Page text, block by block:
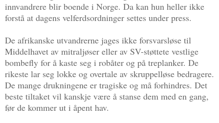
innvandrere blir boende i Norge. Da kan hun heller ikke
forstå at dagens velferdsordninger settes under press.
De afrikanske utvandrerne jages ikke forsvarsløse til
Middelhavet av mitraljøser eller av SV-støttete vestlige
bombefly for å kaste seg i robåter og på treplanker. De
rikeste lar seg lokke og overtale av skruppelløse bedragere.
De mange drukningene er tragiske og må forhindres. Det
beste tiltaket vil kanskje være å stanse dem med en gang,
før de kommer ut i åpent hav.